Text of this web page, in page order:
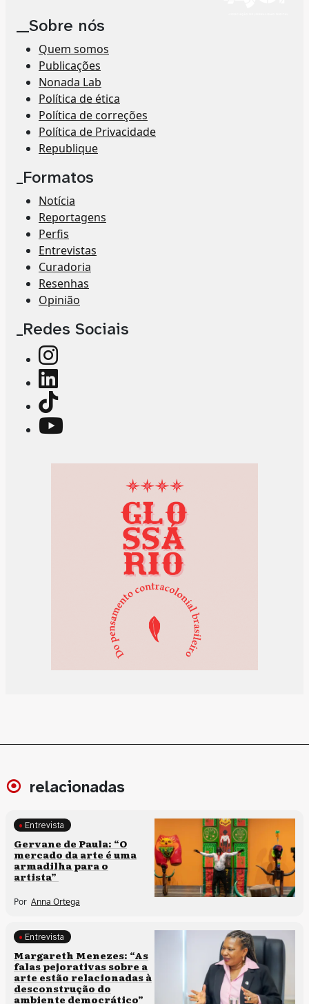
__Sobre nós
Quem somos
Publicações
Nonada Lab
Política de ética
Política de correções
Política de Privacidade
Republique
_Formatos
Notícia
Reportagens
Perfis
Entrevistas
Curadoria
Resenhas
Opinião
_Redes Sociais
relacionadas
Entrevista
Processos artísticos
Gervane de Paula: “O
mercado da arte é uma
armadilha para o
artista”
Por Anna Ortega
Entrevista
Políticas culturais
Margareth Menezes: “As
falas pejorativas sobre a
arte estão relacionadas à
desconstrução do
ambiente democrático”